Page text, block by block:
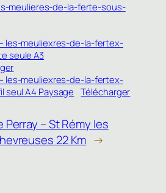
meulieres-de-la-ferte-sous-
les-meuliexres-de-la-fertex-
seule A3
les-meuliexres-de-la-fertex-
seul A4 Paysage
Télécharger
Perray – St Rémy les
22 Km →